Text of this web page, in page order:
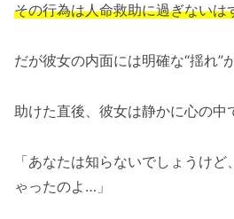
その行為は人命救助に過ぎないは
だが彼女の内面には明確な“揺れ”
助けた直後、彼女は静かに心の中
「あなたは知らないでしょうけ
ゃったのよ…」